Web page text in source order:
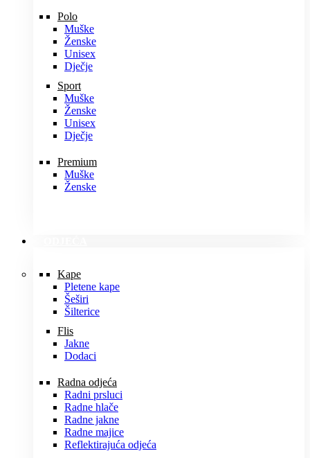
Polo
Muške
Ženske
Unisex
Dječje
Sport
Muške
Ženske
Unisex
Dječje
Premium
Muške
Ženske
Kape
Pletene kape
Šeširi
Šilterice
Flis
Jakne
Dodaci
Radna odjeća
Radni prsluci
Radne hlače
Radne jakne
Radne majice
Reflektirajuća odjeća